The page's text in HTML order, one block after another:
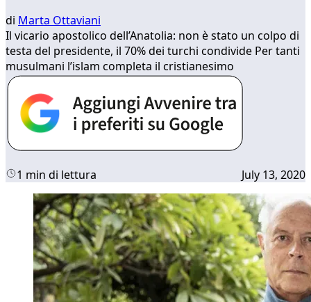
di Marta Ottaviani
Il vicario apostolico dell’Anatolia: non è stato un colpo di
testa del presidente, il 70% dei turchi condivide Per tanti
musulmani l’islam completa il cristianesimo
1 min di lettura July 13, 2020